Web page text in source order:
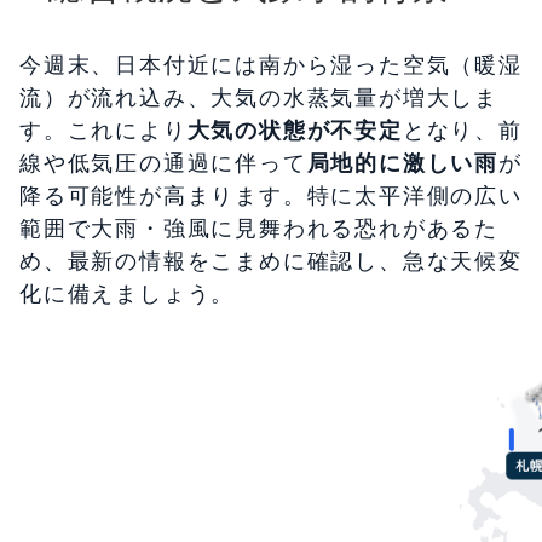
今週末、日本付近には南から湿った空気（暖湿
流）が流れ込み、大気の水蒸気量が増大しま
す。これにより 大気の状態が不安定 となり、前
線や低気圧の通過に伴って 局地的に激しい雨が
降る可能性が高まります。特に太平洋側の広い
範囲で大雨・強風に見舞われる恐れがあるた
め、最新の情報をこまめに確認し、急な天候変
化に備えましょう。